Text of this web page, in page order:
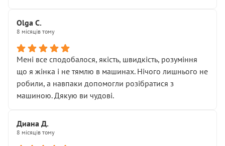
Стосовно комунікації - все добре
Olga С.
8 місяців тому
Мені все сподобалося, якість, швидкість, розуміння
що я жінка і не тямлю в машинах. Нічого лишнього не
робили, а навпаки допомогли розібратися з
машиною. Дякую ви чудові.
Диана Д.
8 місяців тому